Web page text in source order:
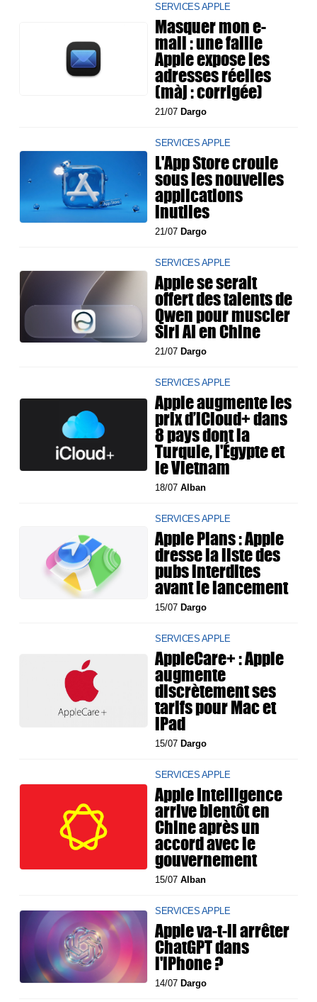
SERVICES APPLE
Masquer mon e-
mail : une faille
Apple expose les
adresses réelles
(màj : corrigée)
21/07Dargo
SERVICES APPLE
L'App Store croule
sous les nouvelles
applications
inutiles
21/07Dargo
SERVICES APPLE
Apple se serait
offert des talents de
Qwen pour muscler
Siri AI en Chine
21/07Dargo
SERVICES APPLE
Apple augmente les
prix d’iCloud+ dans
8 pays dont la
Turquie, l'Égypte et
le Vietnam
18/07Alban
SERVICES APPLE
Apple Plans : Apple
dresse la liste des
pubs interdites
avant le lancement
15/07Dargo
SERVICES APPLE
AppleCare+ : Apple
augmente
discrètement ses
tarifs pour Mac et
iPad
15/07Dargo
SERVICES APPLE
Apple Intelligence
arrive bientôt en
Chine après un
accord avec le
gouvernement
15/07Alban
SERVICES APPLE
Apple va-t-il arrêter
ChatGPT dans
l'iPhone ?
14/07Dargo